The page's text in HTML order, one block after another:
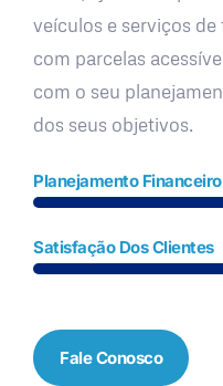
veículos e serviços
com parcelas
com o seu
dos seus objetivos.
Planejamento Financeiro
Satisfação Dos Clientes
Fale Conosco